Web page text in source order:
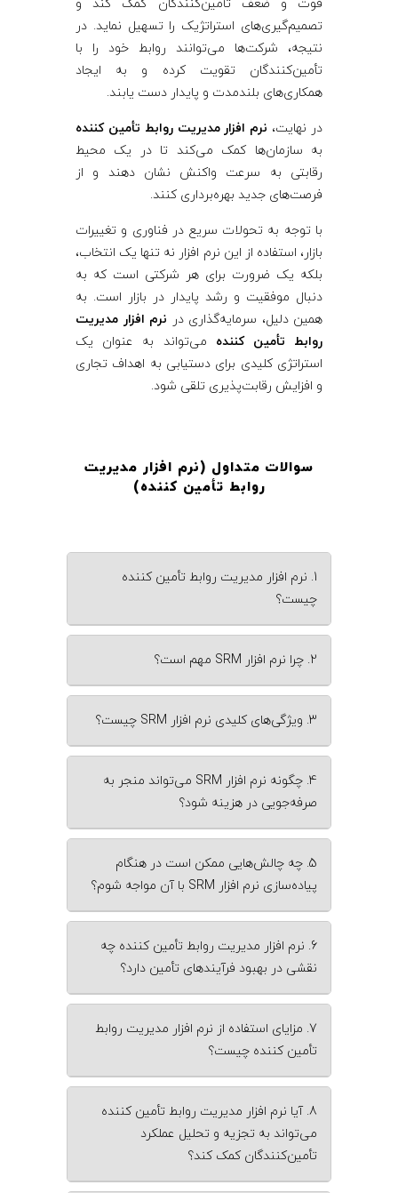
قوت و ضعف تأمین‌کنندگان کمک کند و
تصمیم‌گیری‌های استراتژیک را تسهیل نماید. در
نتیجه، شرکت‌ها می‌توانند روابط خود را با
تأمین‌کنندگان تقویت کرده و به ایجاد
همکاری‌های بلندمدت و پایدار دست یابند.
در نهایت، نرم‌ افزار مدیریت روابط تأمین‌ کننده
به سازمان‌ها کمک می‌کند تا در یک محیط
رقابتی به سرعت واکنش نشان دهند و از
فرصت‌های جدید بهره‌برداری کنند.
با توجه به تحولات سریع در فناوری و تغییرات
بازار، استفاده از این نرم‌ افزار نه تنها یک انتخاب،
بلکه یک ضرورت برای هر شرکتی است که به
دنبال موفقیت و رشد پایدار در بازار است. به
همین دلیل، سرمایه‌گذاری در نرم‌ افزار مدیریت
روابط تأمین‌ کننده می‌تواند به عنوان یک
استراتژی کلیدی برای دستیابی به اهداف تجاری
و افزایش رقابت‌پذیری تلقی شود.
سوالات متداول (نرم‌ افزار مدیریت
روابط تأمین‌ کننده)
1. نرم‌ افزار مدیریت روابط تأمین ‌کننده
چیست؟
2. چرا نرم‌ افزار SRM مهم است؟
3. ویژگی‌های کلیدی نرم‌ افزار SRM چیست؟
4. چگونه نرم‌ افزار SRM می‌تواند منجر به
صرفه‌جویی در هزینه شود؟
5. چه چالش‌هایی ممکن است در هنگام
پیاده‌سازی نرم‌ افزار SRM با آن مواجه شوم؟
6. نرم‌ افزار مدیریت روابط تأمین‌ کننده چه
نقشی در بهبود فرآیندهای تأمین دارد؟
7. مزایای استفاده از نرم‌ افزار مدیریت روابط
تأمین‌ کننده چیست؟
8. آیا نرم‌ افزار مدیریت روابط تأمین‌ کننده
می‌تواند به تجزیه و تحلیل عملکرد
تأمین‌کنندگان کمک کند؟